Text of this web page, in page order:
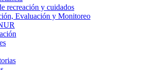
recreación y cuidados
Evaluación y Monitoreo